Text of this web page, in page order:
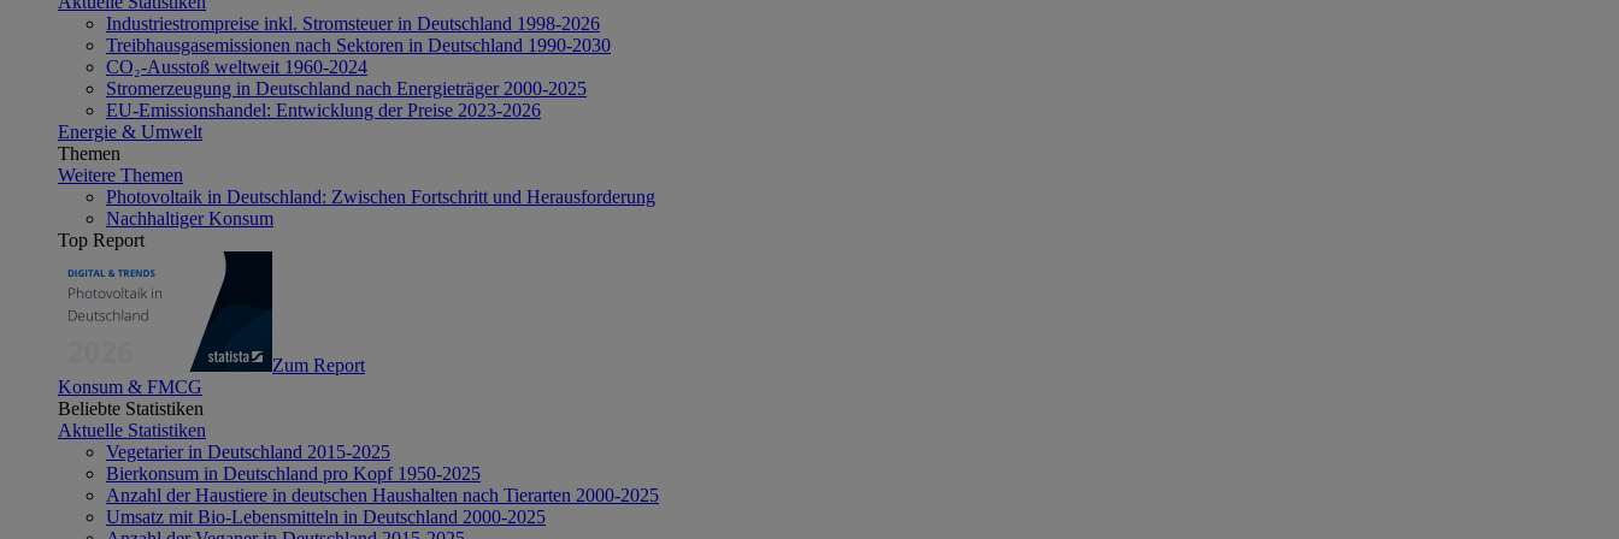
Industriestrompreise inkl. Stromsteuer in Deutschland 1998-2026
Treibhausgasemissionen nach Sektoren in Deutschland 1990-2030
CO₂-Ausstoß weltweit 1960-2024
Stromerzeugung in Deutschland nach Energieträger 2000-2025
EU-Emissionshandel: Entwicklung der Preise 2023-2026
Energie & Umwelt
Themen
Weitere Themen
Photovoltaik in Deutschland: Zwischen Fortschritt und Herausforderung
Nachhaltiger Konsum
Top Report
Zum Report
Konsum & FMCG
Beliebte Statistiken
Aktuelle Statistiken
Vegetarier in Deutschland 2015-2025
Bierkonsum in Deutschland pro Kopf 1950-2025
Anzahl der Haustiere in deutschen Haushalten nach Tierarten 2000-2025
Umsatz mit Bio-Lebensmitteln in Deutschland 2000-2025